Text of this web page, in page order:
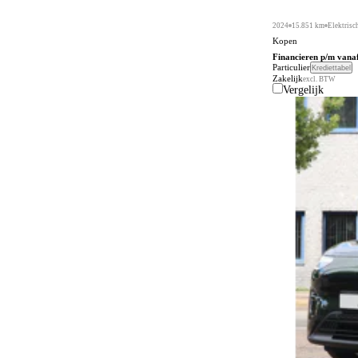
2024 15.851 km
Kopen
Financieren p/m
ParticulierKrediettabel
Zakelijkexcl. BTW
Vergelijk